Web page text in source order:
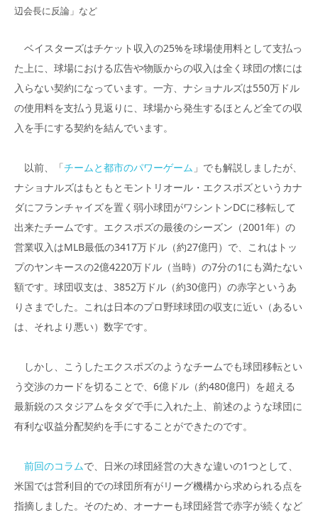
辺会長に反論」など
ベイスターズはチケット収入の25%を球場使用料として支払っ
た上に、球場における広告や物販からの収入は全く球団の懐には
入らない契約になっています。一方、ナショナルズは550万ドル
の使用料を支払う見返りに、球場から発生するほとんど全ての収
入を手にする契約を結んでいます。
以前、「チームと都市のパワーゲーム 」でも解説しましたが、
ナショナルズはもともとモントリオール・エクスポズというカナ
ダにフランチャイズを置く弱小球団がワシントンDCに移転して
出来たチームです。エクスポズの最後のシーズン（2001年）の
営業収入はMLB最低の3417万ドル（約27億円）で、これはトッ
プのヤンキースの2億4220万ドル（当時）の7分の1にも満たない
額です。球団収支は、3852万ドル（約30億円）の赤字というあ
りさまでした。これは日本のプロ野球球団の収支に近い（あるい
は、それより悪い）数字です。
しかし、こうしたエクスポズのようなチームでも球団移転とい
う交渉のカードを切ることで、6億ドル（約480億円）を超える
最新鋭のスタジアムをタダで手に入れた上、前述のような球団に
有利な収益分配契約を手にすることができたのです。
前回のコラムで、日米の球団経営の大きな違いの1つとして、
米国では営利目的での球団所有がリーグ機構から求められる点を
指摘しました。そのため、オーナーも球団経営で赤字が続くなど